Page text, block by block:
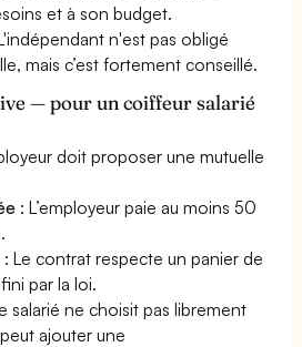
et à son budget.
n'est pas obligé
mais c’est fortement conseillé.
— pour un coiffeur salarié
doit proposer une mutuelle
: L’employeur paie au moins 50
: Le contrat respecte un panier de
par la loi.
salarié ne choisit pas librement
ajouter une